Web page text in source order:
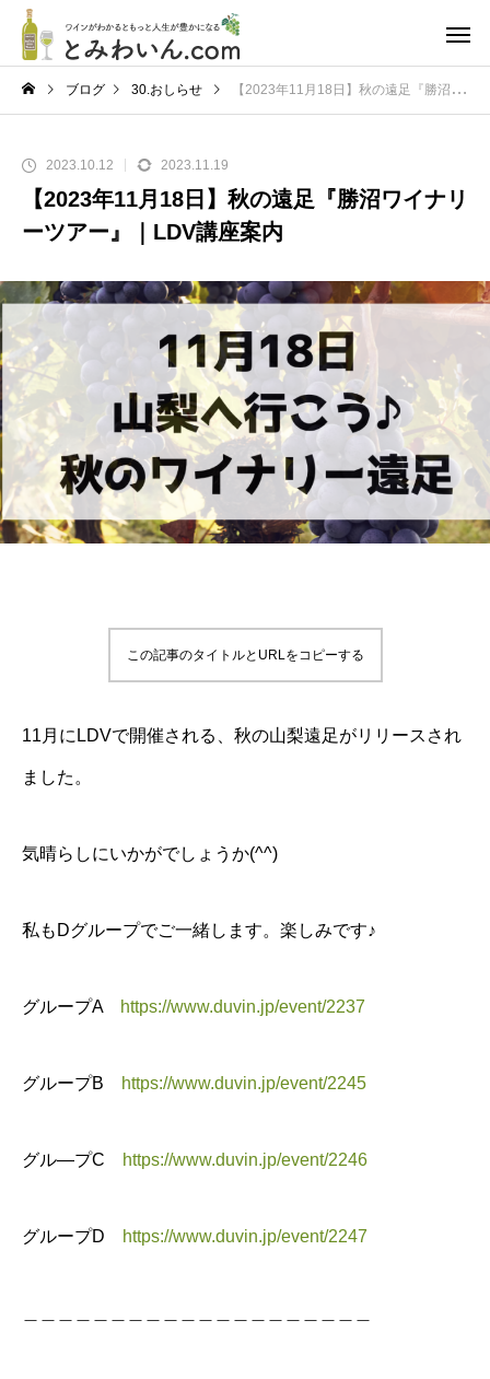
ブログ 30.おしらせ 【2023年11月18日】秋の遠足『勝沼ワイナリーツアー』｜LDV講座案内
2023.10.12 2023.11.19
【2023年11月18日】秋の遠足『勝沼ワイナリ
ーツアー』｜LDV講座案内
この記事のタイトルとURLをコピーする
11月にLDVで開催される、秋の山梨遠足がリリースされ
ました。
気晴らしにいかがでしょうか(^^)
私もDグループでご一緒します。楽しみです♪
グループA https://www.duvin.jp/event/2237
グループB https://www.duvin.jp/event/2245
グル―プC https://www.duvin.jp/event/2246
グループD https://www.duvin.jp/event/2247